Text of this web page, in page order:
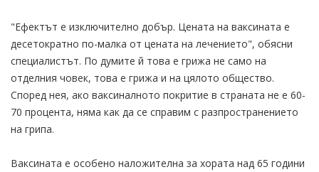
"Ефектът е изключително добър. Цената на ваксината е
десетократно по-малка от цената на лечението", обясни
специалистът. По думите й това е грижа не само на
отделния човек, това е грижа и на цялото общество.
Според нея, ако ваксиналното покритие в страната не е 60-
70 процента, няма как да се справим с разпространението
на грипа.
Ваксината е особено наложителна за хората над 65 години